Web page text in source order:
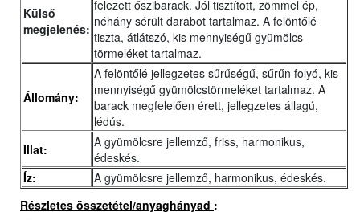
Külső
megjelenés:
felezett őszibarack. Jól tisztított, zömmel ép,
néhány sérült darabot tartalmaz. A felöntőlé
tiszta, átlátszó, kis mennyiségű gyümölcs
törmeléket tartalmaz.
Állomány:
A felöntőlé jellegzetes sűrűségű, sűrűn folyó, kis
mennyiségű gyümölcstörmeléket tartalmaz. A
barack megfelelően érett, jellegzetes állagú,
lédús.
Illat:
A gyümölcsre jellemző, friss, harmonikus,
édeskés.
Íz:
A gyümölcsre jellemző, harmonikus, édeskés.
Részletes összetétel/anyaghányad :